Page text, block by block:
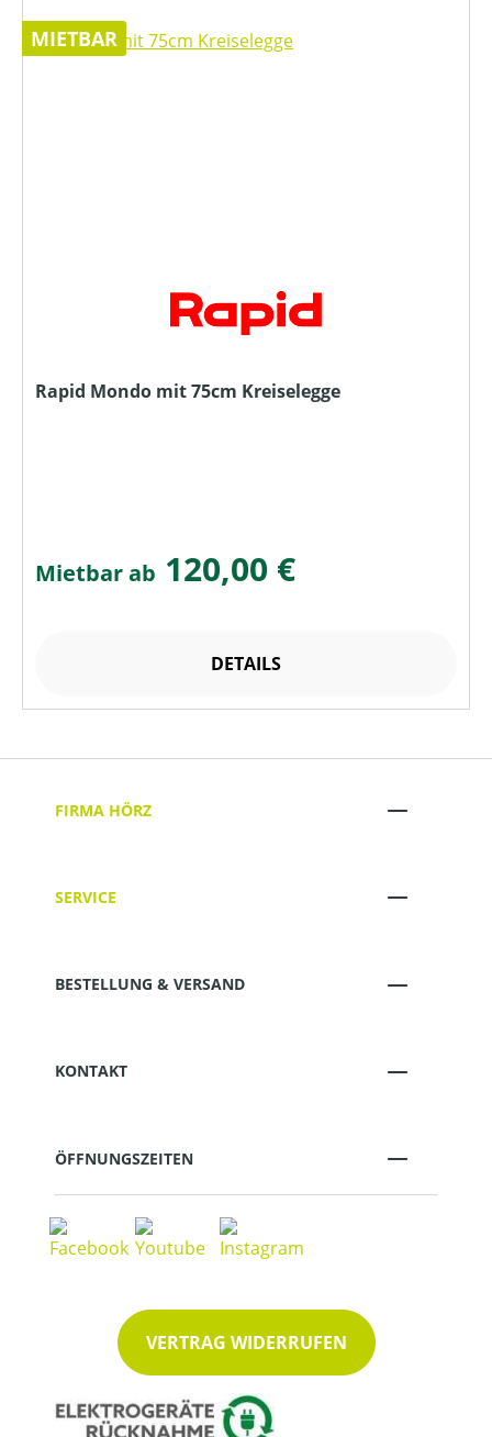
MIETBAR
Rapid Mondo mit 75cm Kreiselegge
Mietbar ab 120,00 €
DETAILS
FIRMA HÖRZ
SERVICE
BESTELLUNG & VERSAND
KONTAKT
ÖFFNUNGSZEITEN
VERTRAG WIDERRUFEN